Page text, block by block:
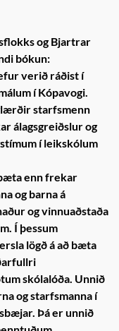
og Bjartrar
bókun:
verið ráðist í
í Kópavogi.
starfsmenn
álagsgreiðslur og
í leikskólum
enn frekar
og barna á
og vinnuaðstaða
Í þessum
lögð á að bæta
skólalóða. Unnið
og starfsmanna í
Þá er unnið